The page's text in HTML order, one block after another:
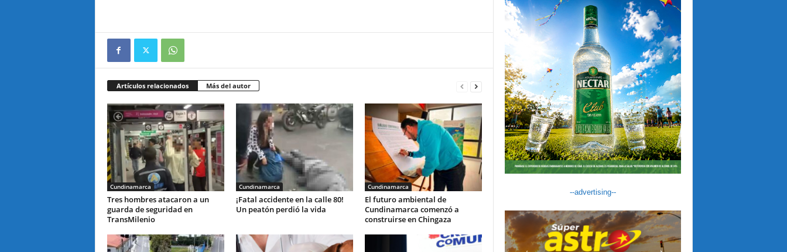
Artículos relacionados Más del autor
Cundinamarca
Tres hombres atacaron a un
guarda de seguridad en
TransMilenio
Cundinamarca
¡Fatal accidente en la calle 80!
Un peatón perdió la vida
Cundinamarca
El futuro ambiental de
Cundinamarca comenzó a
construirse en Chingaza
--advertising--